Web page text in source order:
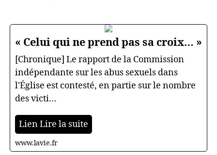
« Celui qui ne prend pas sa croix… »
[Chronique] Le rapport de la Commission
indépendante sur les abus sexuels dans
l'Église est contesté, en partie sur le nombre
des victi…
Lien Lire la suite
www.lavie.fr